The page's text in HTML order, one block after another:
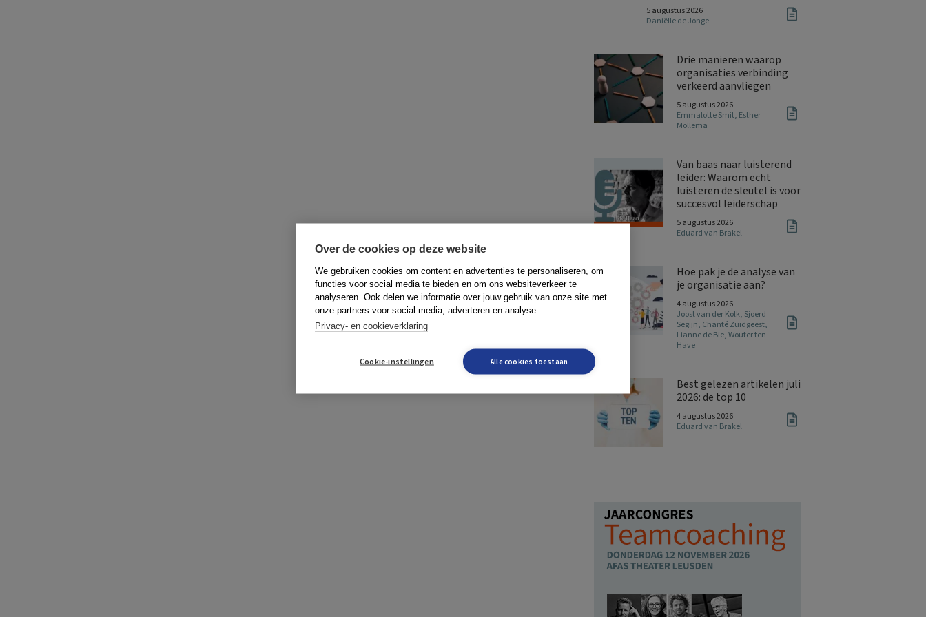
5 augustus 2026
Daniëlle de Jonge
Drie manieren waarop
organisaties verbinding
verkeerd aanvliegen
5 augustus 2026
Emmalotte Smit, Esther
Mollema
Van baas naar luisterend
leider: Waarom echt
luisteren de sleutel is voor
succesvol leiderschap
5 augustus 2026
Eduard van Brakel
Hoe pak je de analyse van
je organisatie aan?
4 augustus 2026
Joost van der Kolk, Sjoerd
Segijn, Chanté Zuidgeest,
Lianne de Bie,Wouter ten
Have
Best gelezen artikelen juli
2026: de top 10
4 augustus 2026
Eduard van Brakel
Over de cookies op deze website
We gebruiken cookies om content en advertenties te personaliseren, om
functies voor social media te bieden en om ons websiteverkeer te
analyseren. Ook delen we informatie over jouw gebruik van onze site met
onze partners voor social media, adverteren en analyse.
Privacy- en cookieverklaring
Cookie-instellingen Alle cookies toestaan